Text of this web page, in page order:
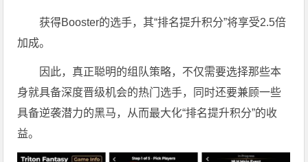
获得Booster的选手，其“排名提升积分”将享受2.5倍
加成。
因此，真正聪明的组队策略，不仅需要选择那些本
身就具备深度晋级机会的热门选手，同时还要兼顾一些
具备逆袭潜力的黑马，从而最大化“排名提升积分”的收
益。